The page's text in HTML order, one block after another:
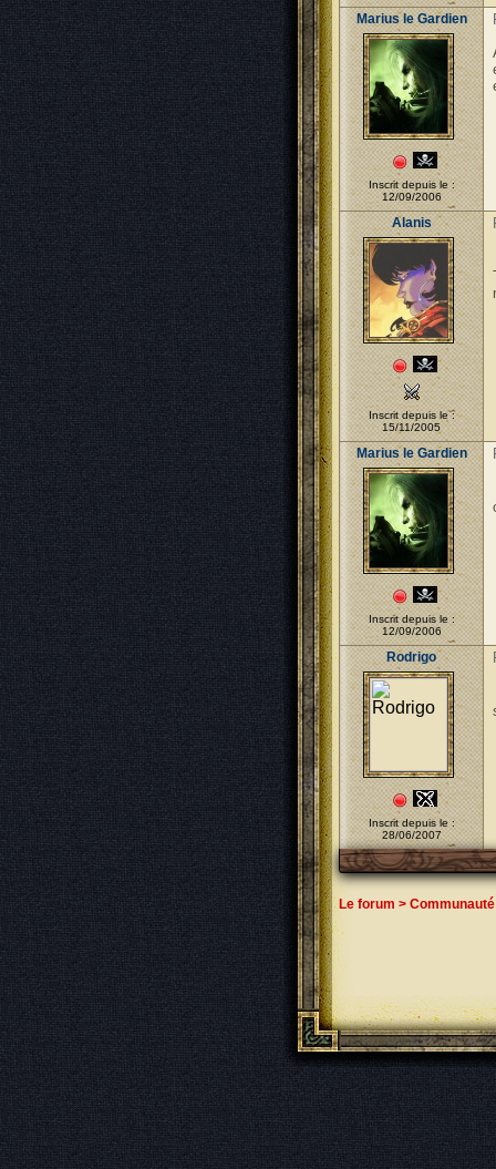
Marius le Gardien
Inscrit depuis le :
12/09/2006
Alanis
Inscrit depuis le :
15/11/2005
Marius le Gardien
Inscrit depuis le :
12/09/2006
Rodrigo
Inscrit depuis le :
28/06/2007
Le forum > Communauté